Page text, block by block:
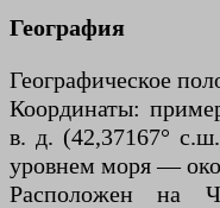
География
Географическое
Координаты:
в. д. (42,37167°
уровнем моря —
Расположен на